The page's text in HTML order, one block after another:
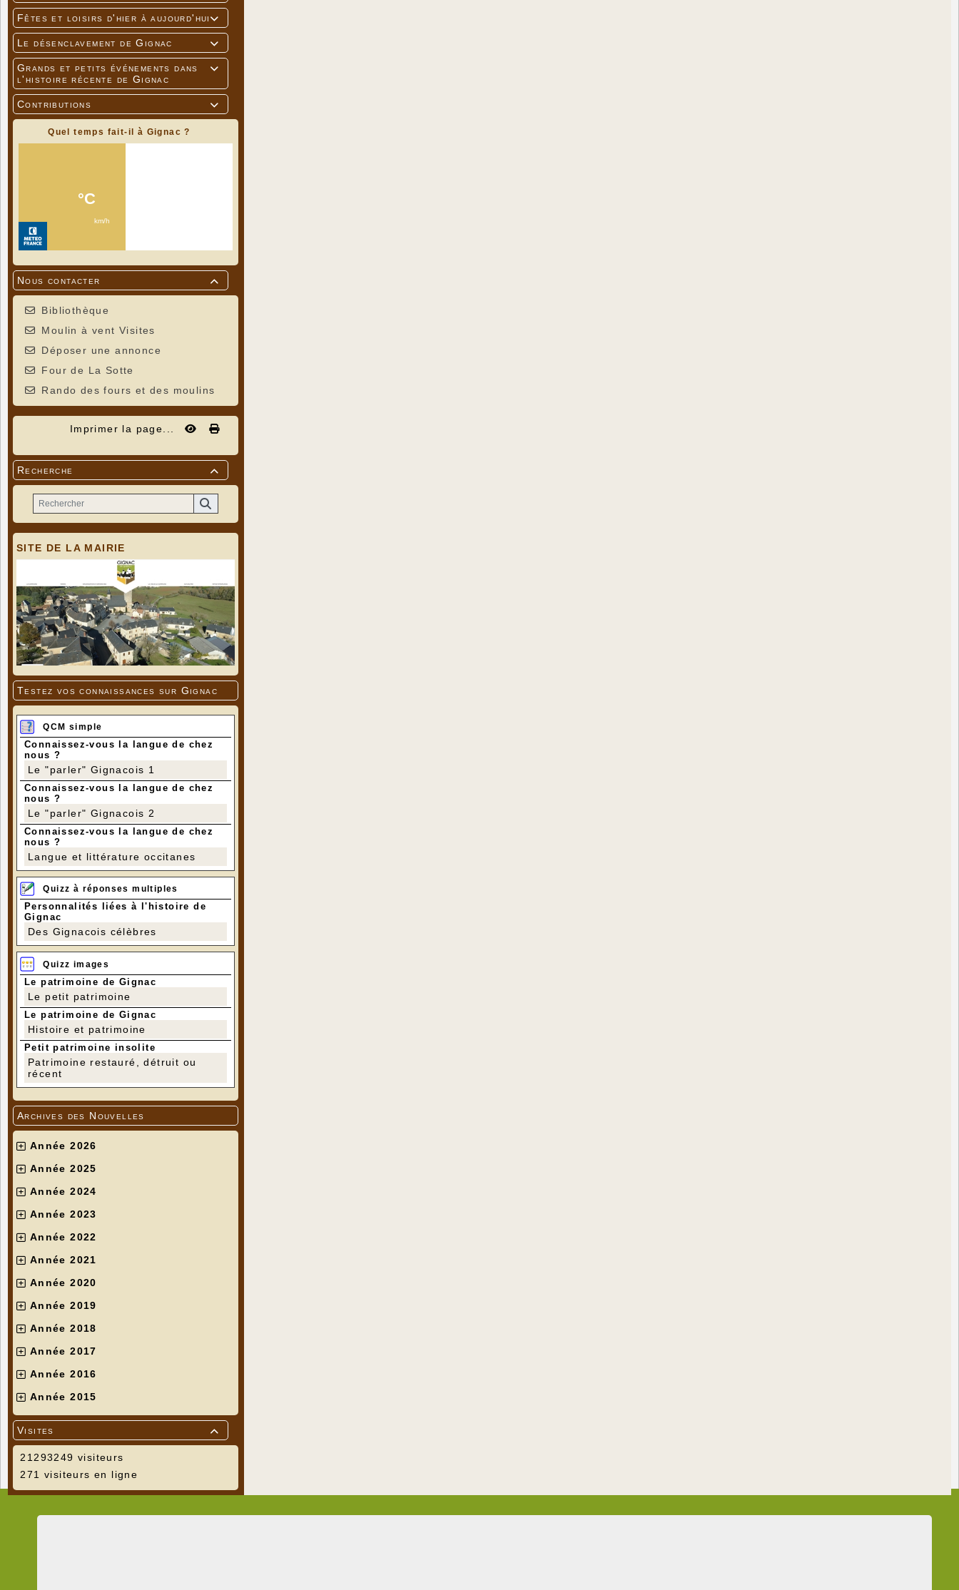

Fêtes et loisirs d'hier à aujourd'hui

Le désenclavement de Gignac

Grands et petits événements dans
l'histoire récente de Gignac

Contributions
Quel temps fait-il à Gignac ?

Nous contacter
Bibliothèque
Moulin à vent Visites
Déposer une annonce
Four de La Sotte
Rando des fours et des moulins
Imprimer la page...

Recherche
SITE DE LA MAIRIE
Testez vos connaissances sur Gignac
QCM simple
Connaissez-vous la langue de chez
nous ?
Le "parler" Gignacois 1
Connaissez-vous la langue de chez
nous ?
Le "parler" Gignacois 2
Connaissez-vous la langue de chez
nous ?
Langue et littérature occitanes
Quizz à réponses multiples
Personnalités liées à l'histoire de
Gignac
Des Gignacois célèbres
Quizz images
Le patrimoine de Gignac
Le petit patrimoine
Le patrimoine de Gignac
Histoire et patrimoine
Petit patrimoine insolite
Patrimoine restauré, détruit ou
récent
Archives des Nouvelles
Année 2026
Année 2025
Année 2024
Année 2023
Année 2022
Année 2021
Année 2020
Année 2019
Année 2018
Année 2017
Année 2016
Année 2015

Visites
21293249 visiteurs
271 visiteurs en ligne